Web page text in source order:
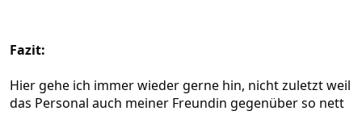
Fazit:
Hier gehe ich immer wieder gerne hin, nicht zuletzt weil
das Personal auch meiner Freundin gegenüber so nett